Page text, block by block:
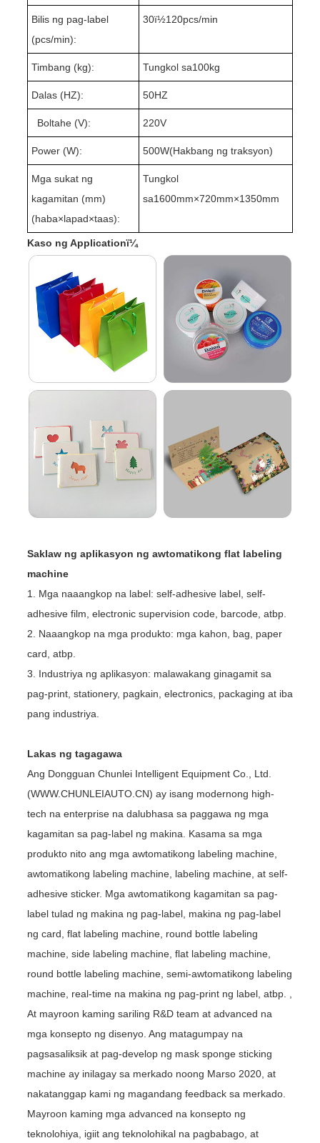
Bilis ng pag-label
(pcs/min):
30ï½1 20pcs/min
Timbang (kg): Tungkol sa100kg
Dalas (HZ): 50HZ
Boltahe (V): 220V
Power (W): 500W(Hakbang ng traksyon)
Mga sukat ng
kagamitan (mm)
(haba×lapad×taas):
Tungkol
sa1600mm×720mm×1350mm
Kaso ng Applicationï¼
Saklaw ng aplikasyon ng awtomatikong flat labeling
machine
1. Mga naaangkop na label: self-adhesive label, self-
adhesive film, electronic supervision code, barcode, atbp.
2. Naaangkop na mga produkto: mga kahon, bag, paper
card, atbp.
3. Industriya ng aplikasyon: malawakang ginagamit sa
pag-print, stationery, pagkain, electronics, packaging at iba
pang industriya.
Lakas ng tagagawa
Ang Dongguan Chunlei Intelligent Equipment Co., Ltd.
(WWW.CHUNLEIAUTO.CN) ay isang modernong high-
tech na enterprise na dalubhasa sa paggawa ng mga
kagamitan sa pag-label ng makina. Kasama sa mga
produkto nito ang mga awtomatikong labeling machine,
awtomatikong labeling machine, labeling machine, at self-
adhesive sticker. Mga awtomatikong kagamitan sa pag-
label tulad ng makina ng pag-label, makina ng pag-label
ng card, flat labeling machine, round bottle labeling
machine, side labeling machine, flat labeling machine,
round bottle labeling machine, semi-awtomatikong labeling
machine, real-time na makina ng pag-print ng label, atbp. ,
At mayroon kaming sariling R&D team at advanced na
mga konsepto ng disenyo. Ang matagumpay na
pagsasaliksik at pag-develop ng mask sponge sticking
machine ay inilagay sa merkado noong Marso 2020, at
nakatanggap kami ng magandang feedback sa merkado.
Mayroon kaming mga advanced na konsepto ng
teknolohiya, igiit ang teknolohikal na pagbabago, at